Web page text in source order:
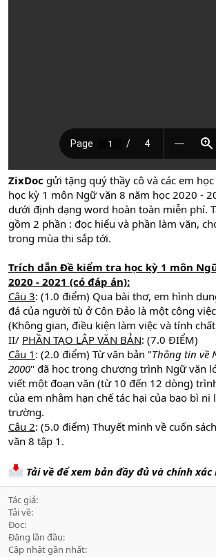
ZixDoc gửi tặng quý thầy cô và các em
học kỳ 1 môn Ngữ văn 8 năm học 2020 -
dưới định dạng word hoàn toàn miễn phí.
gồm 2 phần : đọc hiểu và phần làm văn,
trong mùa thi sắp tới.
Trích dẫn Đề kiểm tra học kỳ 1 môn
2020 - 2021 (có đáp án):
Câu 3: (1.0 điểm) Qua bài thơ, em hình
đá của người tù ở Côn Đảo là một công
(Không gian, điều kiện làm việc và tính
II/ PHẦN TẠO LẬP VĂN BẢN: (7.0 ĐIỂM)
Câu 1 : (2.0 điểm) Từ văn bản "Thông tin về
2000" đã học trong chương trình Ngữ văn
viết một đoạn văn (từ 10 đến 12 dòng)
của em nhằm hạn chế tác hại của bao bì
trường.
Câu 2: (5.0 điểm) Thuyết minh về cuốn
văn 8 tập 1.
Tải về để xem bản đầy đủ và chính
Tác giả
Tải về
Đọc
Đăng lần đầu
Cập nhật gần nhất